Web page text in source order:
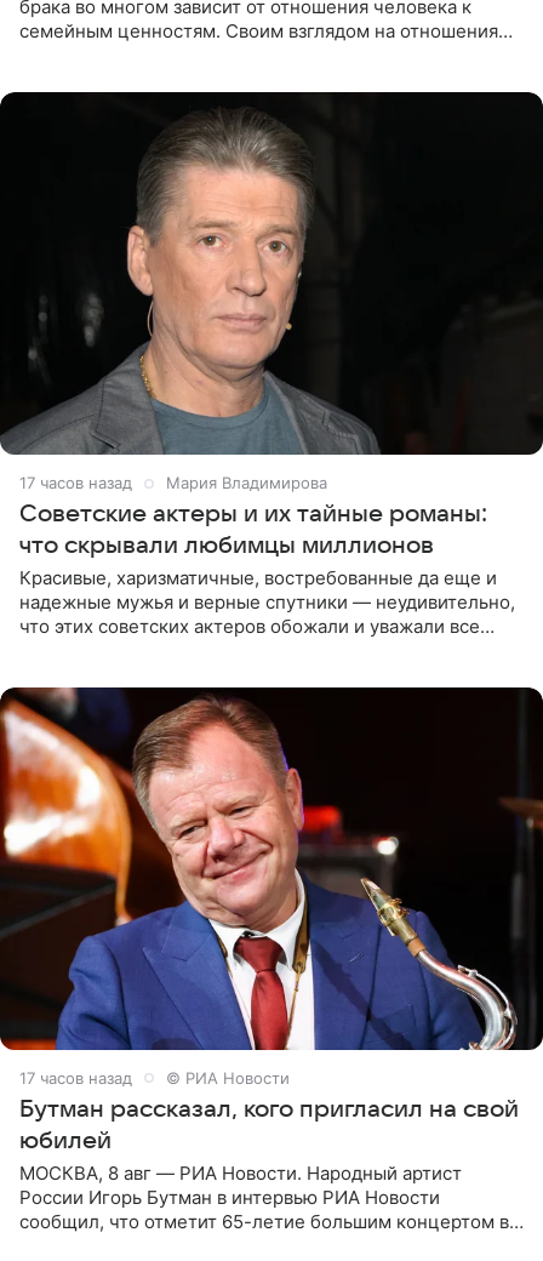
брака во многом зависит от отношения человека к
семейным ценностям. Своим взглядом на отношения
17 часов назад Мария Владимирова
Советские актеры и их тайные романы:
что скрывали любимцы миллионов
Красивые, харизматичные, востребованные да еще и
надежные мужья и верные спутники — неудивительно,
что этих советских актеров обожали и уважали все
17 часов назад © РИА Новости
Бутман рассказал, кого пригласил на свой
юбилей
МОСКВА, 8 авг — РИА Новости. Народный артист
России Игорь Бутман в интервью РИА Новости
сообщил, что отметит 65-летие большим концертом в